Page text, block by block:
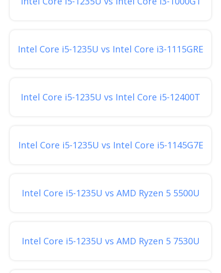
Intel Core i5-1235U vs Intel Core i3-1115GRE
Intel Core i5-1235U vs Intel Core i5-12400T
Intel Core i5-1235U vs Intel Core i5-1145G7E
Intel Core i5-1235U vs AMD Ryzen 5 5500U
Intel Core i5-1235U vs AMD Ryzen 5 7530U